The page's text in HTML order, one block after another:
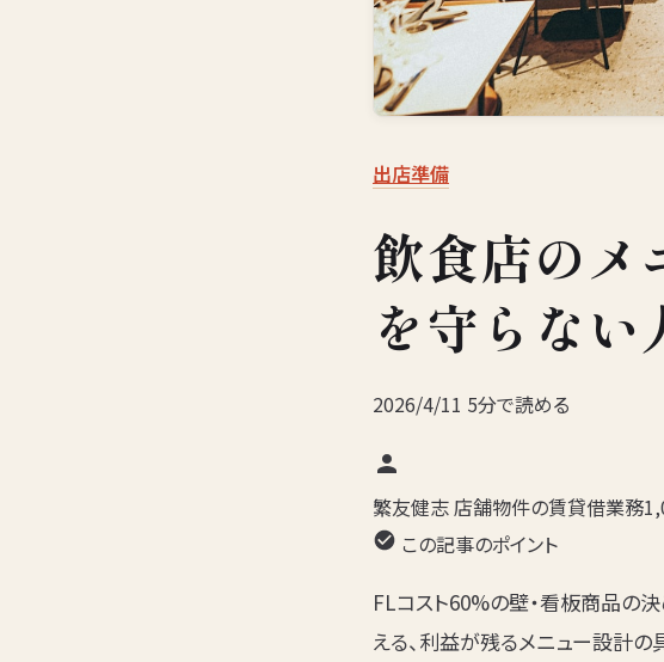
出店準備
飲食店の
を守らない
2026/4/11 5分で読める
繁友健志 店舗物件の賃貸借業務
この記事のポイント
FLコスト60%の壁・看板商品の
える、利益が残るメニュー設計